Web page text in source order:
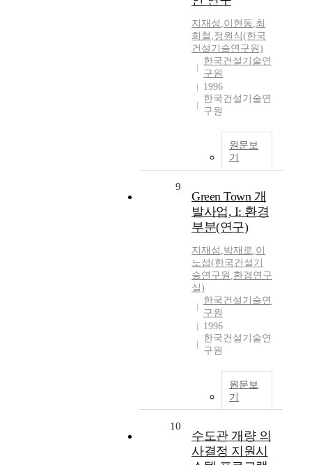
지재성 ,이현동,최
희철 ,정원식(한국
건설기술연구원)
한국건설기술연
구원
1996
한국건설기술연
구원
원문보
기
9
Green Town 개
발사업, I: 환경
부분(연구)
지재성 ,박재로,이
노섭(한국건설기
술연구원 ,환경연구
실)
한국건설기술연
구원
1996
한국건설기술연
구원
원문보
기
10
수도관 개량 의
사결정 지원시